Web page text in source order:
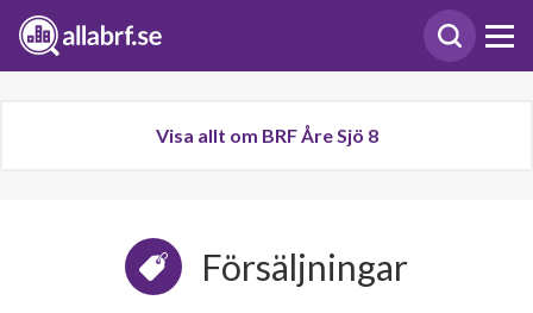
Visa allt om BRF Åre Sjö 8
Försäljningar